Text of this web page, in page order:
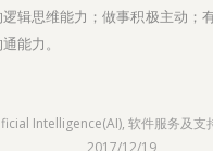
逻辑思维能力；做事积极主动；
能力。
Intelligence(AI), 软件服务及支
2017/12/19